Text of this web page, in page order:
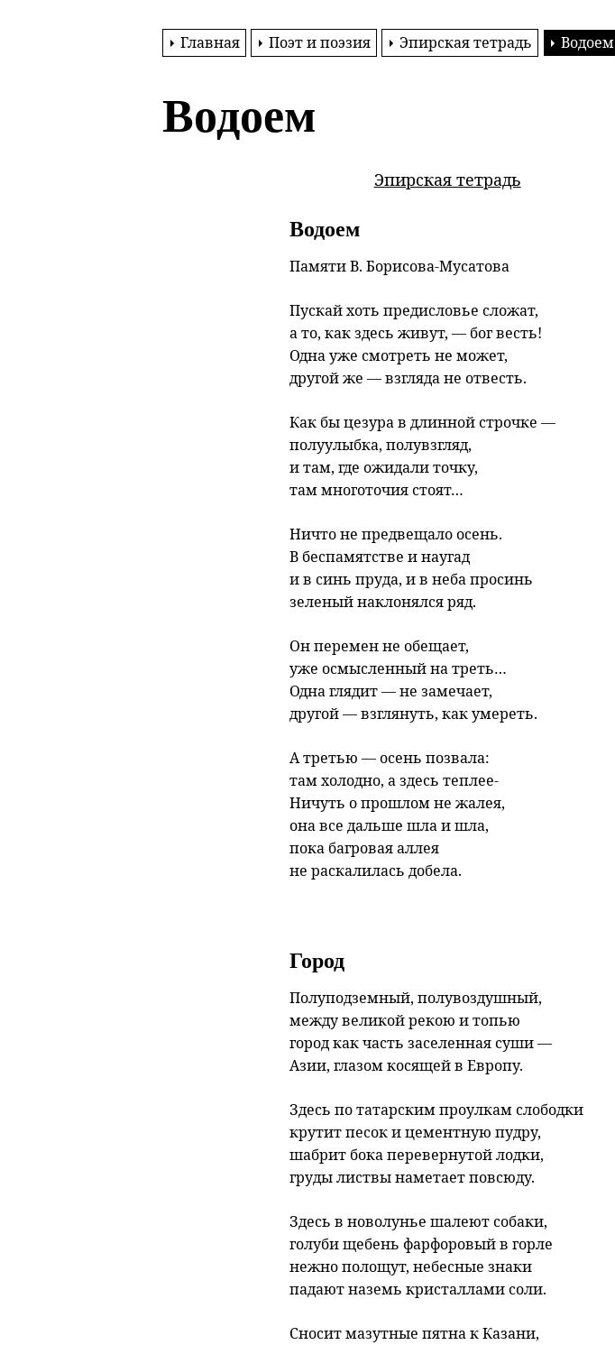
Главная Поэт и поэзия Эпирская тетрадь Водоем
Водоем
Эпирская тетрадь
Водоем
Памяти В. Борисова-Мусатова
Пускай хоть предисловье сложат,
а то, как здесь живут, — бог весть!
Одна уже смотреть не может,
другой же — взгляда не отвесть.
Как бы цезура в длинной строчке —
полуулыбка, полувзгляд,
и там, где ожидали точку,
там многоточия стоят…
Ничто не предвещало осень.
В беспамятстве и наугад
и в синь пруда, и в неба просинь
зеленый наклонялся ряд.
Он перемен не обещает,
уже осмысленный на треть…
Одна глядит — не замечает,
другой — взглянуть, как умереть.
А третью — осень позвала:
там холодно, а здесь теплее-
Ничуть о прошлом не жалея,
она все дальше шла и шла,
пока багровая аллея
не раскалилась добела.
Город
Полуподземный, полувоздушный,
между великой рекою и топью
город как часть заселенная суши —
Азии, глазом косящей в Европу.
Здесь по татарским проулкам слободки
крутит песок и цементную пудру,
шабрит бока перевернутой лодки,
груды листвы наметает повсюду.
Здесь в новолунье шалеют собаки,
голуби щебень фарфоровый в горле
нежно полощут, небесные знаки
падают наземь кристаллами соли.
Сносит мазутные пятна к Казани,